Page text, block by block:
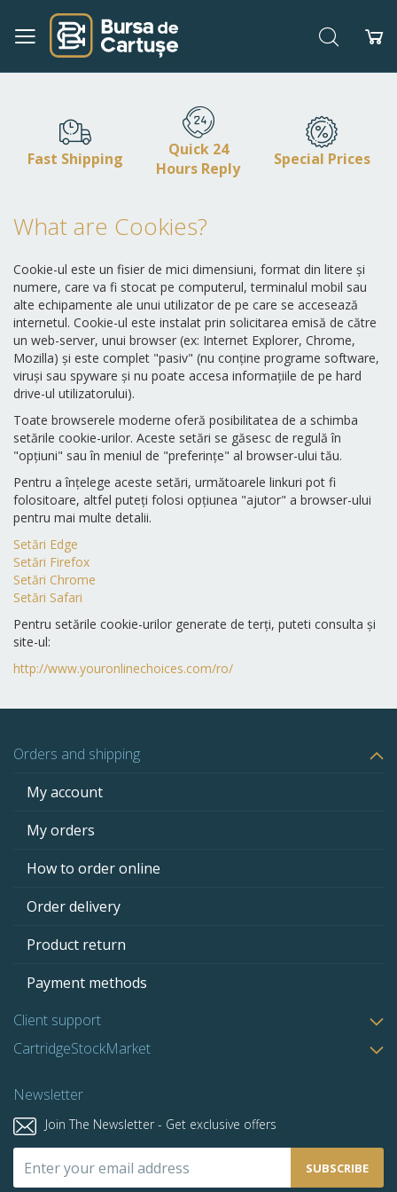
Skip
Content
Search
Fast Shipping
Quick 24
Hours Reply
Special Prices
What are Cookies?
Cookie-ul este un fisier de mici dimensiuni, format din litere și
numere, care va fi stocat pe computerul, terminalul mobil sau
alte echipamente ale unui utilizator de pe care se accesează
internetul. Cookie-ul este instalat prin solicitarea emisă de către
un web-server, unui browser (ex: Internet Explorer, Chrome,
Mozilla) și este complet "pasiv" (nu conține programe software,
viruși sau spyware și nu poate accesa informațiile de pe hard
drive-ul utilizatorului).
Toate browserele moderne oferă posibilitatea de a schimba
setările cookie-urilor. Aceste setări se găsesc de regulă în
"opțiuni" sau în meniul de "preferințe" al browser-ului tău.
Pentru a înțelege aceste setări, următoarele linkuri pot fi
folositoare, altfel puteți folosi opțiunea "ajutor" a browser-ului
pentru mai multe detalii.
Setări Edge
Setări Firefox
Setări Chrome
Setări Safari
Pentru setările cookie-urilor generate de terți, puteti consulta și
site-ul:
http://www.youronlinechoices.com/ro/
Orders and shipping
My account
My orders
How to order online
Order delivery
Product return
Payment methods
Client support
CartridgeStockMarket
Newsletter
Join The Newsletter - Get exclusive offers
Sign
Up
SUBSCRIBE